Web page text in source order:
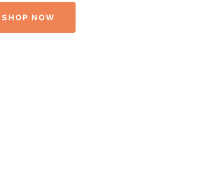
SHOP NOW